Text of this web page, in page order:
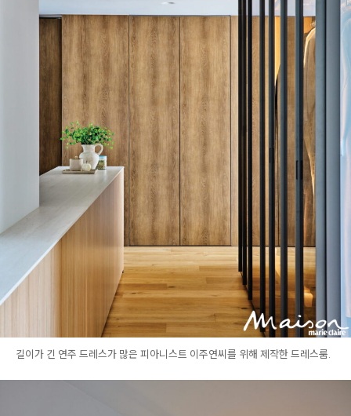
길이가 긴 연주 드레스가 많은 피아니스트 이주연씨를 위해 제작한 드레스룸.